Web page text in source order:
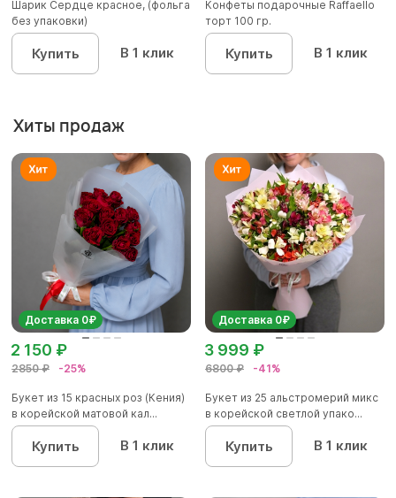
Шарик Сердце красное, (фольга
без упаковки)
Купить В 1 клик
Конфеты подарочные Raffaello
торт 100 гр.
Купить В 1 клик
Хиты продаж
Доставка 0₽
2850 ₽ -25%
2 150 ₽
Букет из 15 красных роз (Кения)
в корейской матовой кал...
Купить В 1 клик
Доставка 0₽
6800 ₽ -41%
3 999 ₽
Букет из 25 альстромерий микс
в корейской светлой упако...
Купить В 1 клик